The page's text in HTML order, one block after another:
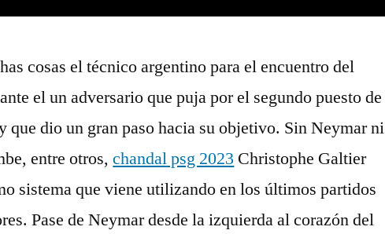
cosas el técnico argentino para el encuentro del
el un adversario que puja por el segundo puesto de
que dio un gran paso hacia su objetivo. Sin Neymar ni
entre otros,chandal psg 2023 Christophe Galtier
sistema que viene utilizando en los últimos partidos
Pase de Neymar desde la izquierda al corazón del